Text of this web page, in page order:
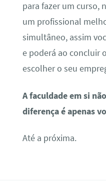
para fazer um curso,
um profissional
simultâneo, assim
e poderá ao concluir
escolher o seu
A faculdade em si
diferença é apenas
Até a próxima.